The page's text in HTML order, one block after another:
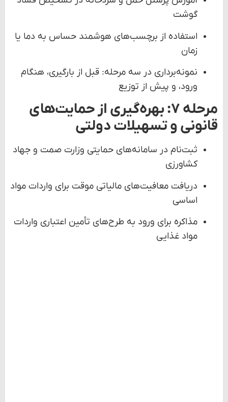
گوشت
استفاده از برچسب‌های هوشمند حساس به دما یا
زمان
نمونه‌برداری در سه مرحله: قبل از بارگیری، هنگام
ورود، و پیش از توزیع
مرحله ۷: بهره‌گیری از حمایت‌های
قانونی و تسهیلات دولتی
ثبت‌نام در سامانه‌های حمایتی وزارت صمت و جهاد
کشاورزی
دریافت معافیت‌های مالیاتی موقت برای واردات مواد
اساسی
مذاکره برای ورود به طرح‌های تأمین اعتباری واردات
مواد غذایی